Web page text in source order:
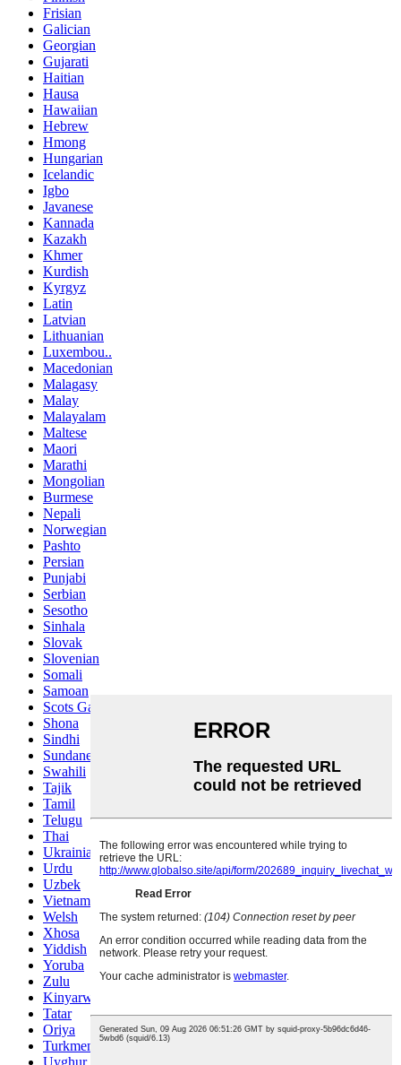
Frisian
Galician
Georgian
Gujarati
Haitian
Hausa
Hawaiian
Hebrew
Hmong
Hungarian
Icelandic
Igbo
Javanese
Kannada
Kazakh
Khmer
Kurdish
Kyrgyz
Latin
Latvian
Lithuanian
Luxembou..
Macedonian
Malagasy
Malay
Malayalam
Maltese
Maori
Marathi
Mongolian
Burmese
Nepali
Norwegian
Pashto
Persian
Punjabi
Serbian
Sesotho
Sinhala
Slovak
Slovenian
Somali
Samoan
Scots Gaelic
Shona
Sindhi
Sundanese
Swahili
Tajik
Tamil
Telugu
Thai
Ukrainian
Urdu
Uzbek
Vietnamese
Welsh
Xhosa
Yiddish
Yoruba
Zulu
Kinyarwanda
Tatar
Oriya
Turkmen
Uyghur